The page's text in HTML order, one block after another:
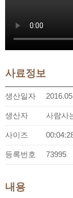
사료정보
생산일자
생산자 사람사
사이즈
등록번호 73995
내용